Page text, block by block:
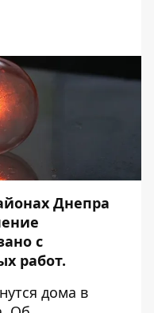
Днепра
с
работ.
дома в